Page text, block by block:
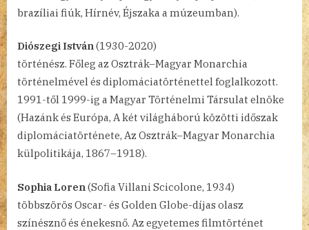
brazíliai fiúk, Hírnév, Éjszaka a múzeumban).
Diószegi István(1930-2020)
történész. Főleg az Osztrák–Magyar Monarchia
történelmével és diplomáciatörténettel foglalkozott.
1991-től 1999-ig a Magyar Történelmi Társulat elnöke
(Hazánk és Európa, A két világháború közötti időszak
diplomáciatörténete, Az Osztrák–Magyar Monarchia
külpolitikája, 1867–1918).
Sophia Loren(Sofia Villani Scicolone, 1934)
többszörös Oscar- és Golden Globe-díjas olasz
színésznő és énekesnő. Az egyetemes filmtörténet